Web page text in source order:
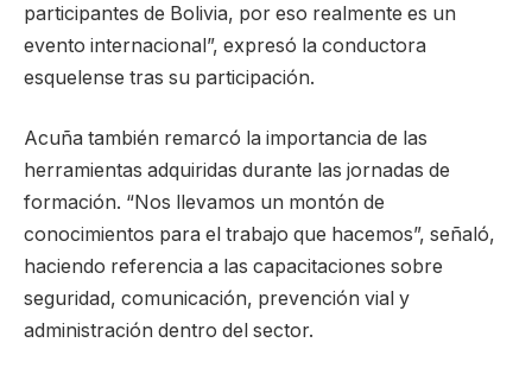
participantes de Bolivia, por eso realmente es un
evento internacional”, expresó la conductora
esquelense tras su participación.
Acuña también remarcó la importancia de las
herramientas adquiridas durante las jornadas de
formación. “Nos llevamos un montón de
conocimientos para el trabajo que hacemos”, señaló,
haciendo referencia a las capacitaciones sobre
seguridad, comunicación, prevención vial y
administración dentro del sector.